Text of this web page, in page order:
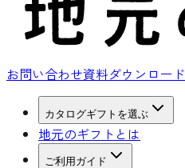
お問い合わせ資料ダウンロード
カタログギフトを選ぶ
地元のギフトとは
ご利用ガイド